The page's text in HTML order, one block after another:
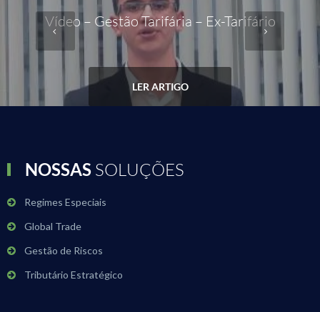
Vídeo – Gestão Tarifária – Ex-Tarifário
LER ARTIGO
NOSSAS SOLUÇÕES
Regimes Especiais
Global Trade
Gestão de Riscos
Tributário Estratégico